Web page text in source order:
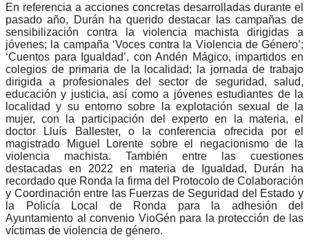
En referencia a acciones concretas desarrolladas durante el
pasado año, Durán ha querido destacar las campañas de
sensibilización contra la violencia machista dirigidas a
jóvenes; la campaña ‘Voces contra la Violencia de Género’;
‘Cuentos para Igualdad’, con Andén Mágico, impartidos en
colegios de primaria de la localidad; la jornada de trabajo
dirigida a profesionales del sector de seguridad, salud,
educación y justicia, así como a jóvenes estudiantes de la
localidad y su entorno sobre la explotación sexual de la
mujer, con la participación del experto en la materia, el
doctor Lluís Ballester, o la conferencia ofrecida por el
magistrado Miguel Lorente sobre el negacionismo de la
violencia machista. También entre las cuestiones
destacadas en 2022 en materia de Igualdad, Durán ha
recordado que Ronda la firma del Protocolo de Colaboración
y Coordinación entre las Fuerzas de Seguridad del Estado y
la Policía Local de Ronda para la adhesión del
Ayuntamiento al convenio VioGén para la protección de las
víctimas de violencia de género.